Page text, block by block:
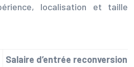
localisation et taille
Salaire d’entrée reconversion